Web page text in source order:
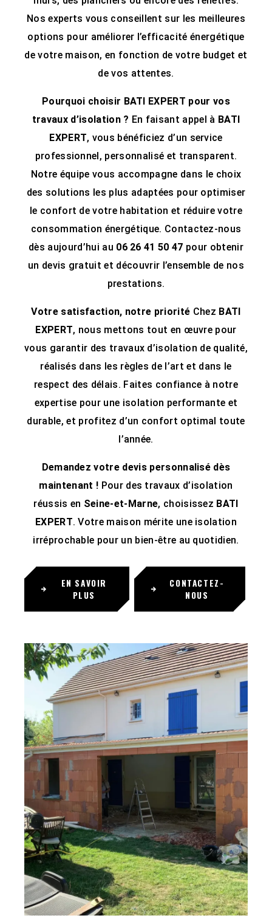
Nos experts vous conseillent sur les meilleures
options pour améliorer l’efficacité énergétique
de votre maison, en fonction de votre budget et
de vos attentes.
Pourquoi choisir BATI EXPERT pour vos
travaux d’isolation ? En faisant appel à BATI
EXPERT, vous bénéficiez d’un service
professionnel, personnalisé et transparent.
Notre équipe vous accompagne dans le choix
des solutions les plus adaptées pour optimiser
le confort de votre habitation et réduire votre
consommation énergétique. Contactez-nous
dès aujourd’hui au 06 26 41 50 47 pour obtenir
un devis gratuit et découvrir l’ensemble de nos
prestations.
Votre satisfaction, notre priorité Chez BATI
EXPERT, nous mettons tout en œuvre pour
vous garantir des travaux d’isolation de qualité,
réalisés dans les règles de l’art et dans le
respect des délais. Faites confiance à notre
expertise pour une isolation performante et
durable, et profitez d’un confort optimal toute
l’année.
Demandez votre devis personnalisé dès
maintenant ! Pour des travaux d’isolation
réussis en Seine-et-Marne, choisissez BATI
EXPERT. Votre maison mérite une isolation
irréprochable pour un bien-être au quotidien.
EN SAVOIR
PLUS
CONTACTEZ-
NOUS